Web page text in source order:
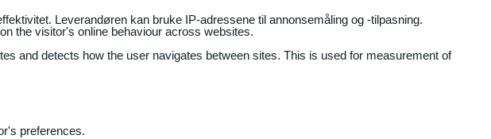
Leverandøren kan bruke IP-adressene til annonsemåling og -tilpasning.
the visitor's online behaviour across websites.
and detects how the user navigates between sites. This is used for measurement of
preferences.